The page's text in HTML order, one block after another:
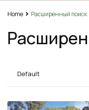
Home Расширенный поиск
Default